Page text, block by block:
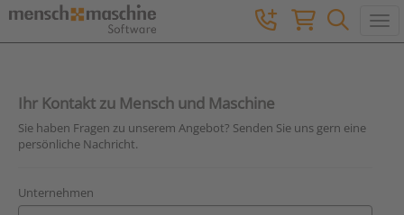
Ihr Kontakt zu Mensch und Maschine
Sie haben Fragen zu unserem Angebot? Senden Sie uns gern eine
persönliche Nachricht.
Unternehmen